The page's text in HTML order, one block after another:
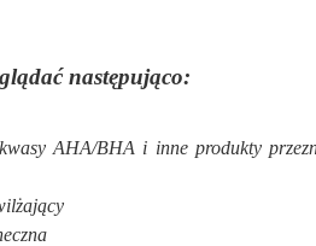
następująco:
AHA/BHA i inne produkty